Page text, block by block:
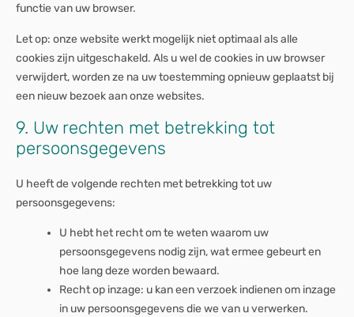
functie van uw browser.
Let op: onze website werkt mogelijk niet optimaal als alle
cookies zijn uitgeschakeld. Als u wel de cookies in uw browser
verwijdert, worden ze na uw toestemming opnieuw geplaatst bij
een nieuw bezoek aan onze websites.
9. Uw rechten met betrekking tot
persoonsgegevens
U heeft de volgende rechten met betrekking tot uw
persoonsgegevens:
U hebt het recht om te weten waarom uw
persoonsgegevens nodig zijn, wat ermee gebeurt en
hoe lang deze worden bewaard.
Recht op inzage: u kan een verzoek indienen om inzage
in uw persoonsgegevens die we van u verwerken.